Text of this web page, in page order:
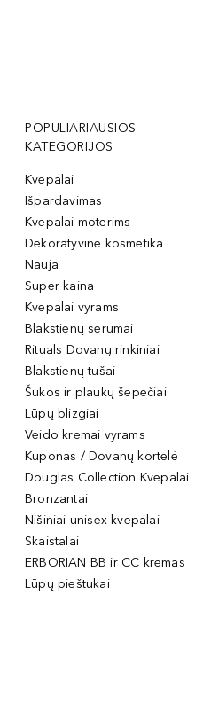
POPULIARIAUSIOS
KATEGORIJOS
Kvepalai
Išpardavimas
Kvepalai moterims
Dekoratyvinė kosmetika
Nauja
Super kaina
Kvepalai vyrams
Blakstienų serumai
Rituals Dovanų rinkiniai
Blakstienų tušai
Šukos ir plaukų šepečiai
Lūpų blizgiai
Veido kremai vyrams
Kuponas / Dovanų kortelė
Douglas Collection Kvepalai
Bronzantai
Nišiniai unisex kvepalai
Skaistalai
ERBORIAN BB ir CC kremas
Lūpų pieštukai